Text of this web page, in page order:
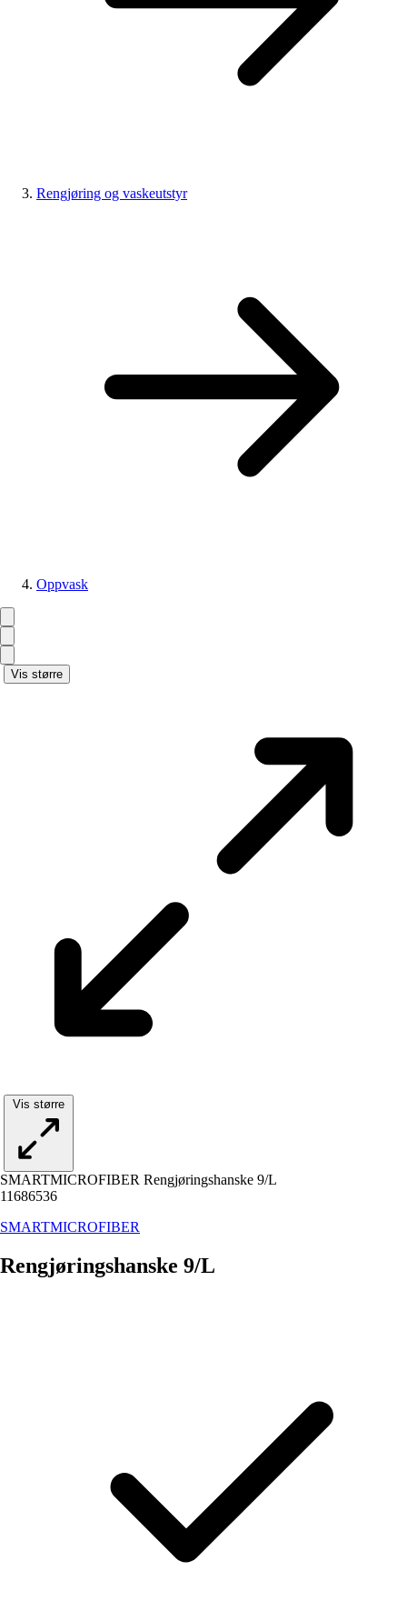
Rengjøring og vaskeutstyr
Oppvask
Vis større
Vis større
SMARTMICROFIBER Rengjøringshanske 9/L
11686536
SMARTMICROFIBER
Rengjøringshanske 9/L